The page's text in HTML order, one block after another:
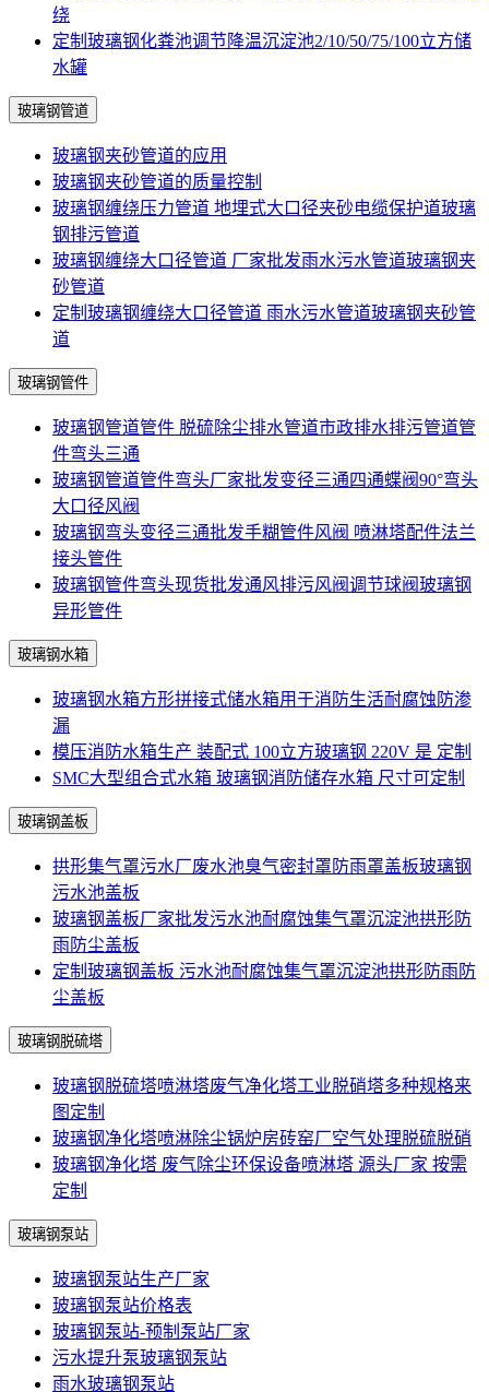
绕
定制玻璃钢化粪池调节降温沉淀池2/10/50/75/100立方储
水罐
玻璃钢管道
玻璃钢夹砂管道的应用
玻璃钢夹砂管道的质量控制
玻璃钢缠绕压力管道 地埋式大口径夹砂电缆保护道玻璃
钢排污管道
玻璃钢缠绕大口径管道 厂家批发雨水污水管道玻璃钢夹
砂管道
定制玻璃钢缠绕大口径管道 雨水污水管道玻璃钢夹砂管
道
玻璃钢管件
玻璃钢管道管件 脱硫除尘排水管道市政排水排污管道管
件弯头三通
玻璃钢管道管件弯头厂家批发变径三通四通蝶阀90°弯头
大口径风阀
玻璃钢弯头变径三通批发手糊管件风阀 喷淋塔配件法兰
接头管件
玻璃钢管件弯头现货批发通风排污风阀调节球阀玻璃钢
异形管件
玻璃钢水箱
玻璃钢水箱方形拼接式储水箱用于消防生活耐腐蚀防渗
漏
模压消防水箱生产 装配式 100立方玻璃钢 220V 是 定制
SMC大型组合式水箱 玻璃钢消防储存水箱 尺寸可定制
玻璃钢盖板
拱形集气罩污水厂废水池臭气密封罩防雨罩盖板玻璃钢
污水池盖板
玻璃钢盖板厂家批发污水池耐腐蚀集气罩沉淀池拱形防
雨防尘盖板
定制玻璃钢盖板 污水池耐腐蚀集气罩沉淀池拱形防雨防
尘盖板
玻璃钢脱硫塔
玻璃钢脱硫塔喷淋塔废气净化塔工业脱硝塔多种规格来
图定制
玻璃钢净化塔喷淋除尘锅炉房砖窑厂空气处理脱硫脱硝
玻璃钢净化塔 废气除尘环保设备喷淋塔 源头厂家 按需
定制
玻璃钢泵站
玻璃钢泵站生产厂家
玻璃钢泵站价格表
玻璃钢泵站-预制泵站厂家
污水提升泵玻璃钢泵站
雨水玻璃钢泵站